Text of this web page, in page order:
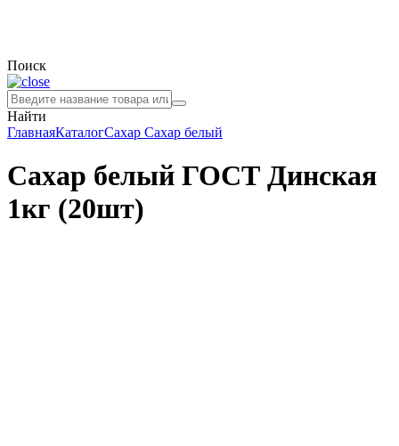
Поиск
Найти
ГлавнаяКаталогСахар Сахар белый
Сахар белый ГОСТ Динская
1кг (20шт)